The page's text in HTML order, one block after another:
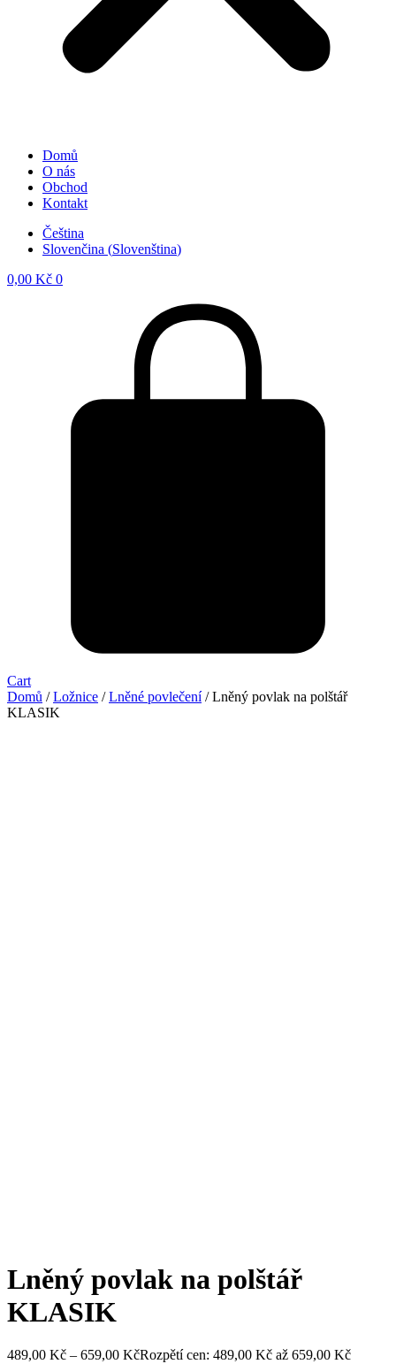
Domů
O nás
Obchod
Kontakt
Čeština
Slovenčina (Slovenština)
0,00 Kč 0
Cart
Domů /Ložnice /Lněné povlečení/ Lněný povlak na polštář
KLASIK
Lněný povlak na polštář
KLASIK
489,00 Kč – 659,00 KčRozpětí cen: 489,00 Kč až 659,00 Kč